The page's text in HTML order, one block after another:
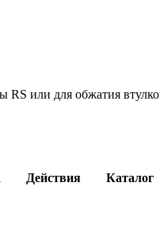
или для обжатия
Действия Каталог